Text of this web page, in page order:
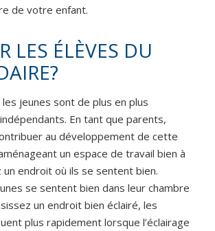
de votre enfant.
LES ÉLÈVES DU
les jeunes sont de plus en plus
En tant que parents,
au développement de cette
un espace de travail bien à
un endroit où ils se sentent bien.
se sentent bien dans leur chambre
un endroit bien éclairé, les
plus rapidement lorsque l’éclairage